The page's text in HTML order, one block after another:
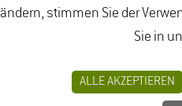
ändern, stimmen Sie der
Sie in
ALLE AKZEPTIEREN